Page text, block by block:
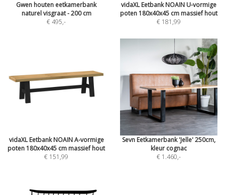
Gwen houten eetkamerbank
naturel visgraat - 200 cm
€ 495,-
vidaXL Eetbank NOAIN U-vormige
poten 180x40x45 cm massief hout
€ 181,99
vidaXL Eetbank NOAIN A-vormige
poten 180x40x45 cm massief hout
€ 151,99
Sevn Eetkamerbank 'Jelle' 250cm,
kleur cognac
€ 1.460,-